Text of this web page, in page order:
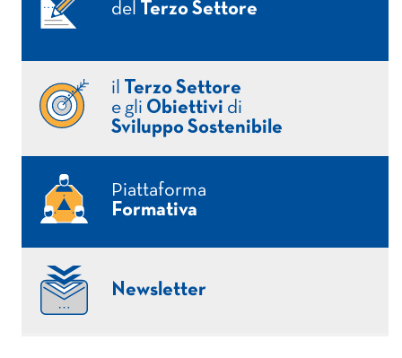
del
Terzo Settore
il
Terzo Settore
e gli Obiettivi di
Sviluppo Sostenibile
Piattaforma
Formativa
Newsletter